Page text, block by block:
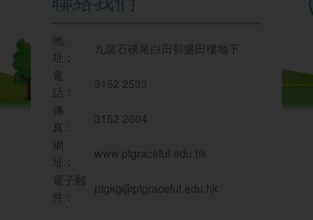
校園生活
地
址：
九龍石硤尾白田邨盛田樓地下
電
話：
3152 2533
傳
真：
3152 2604
網
址：
www.ptgraceful.edu.hk
電子郵
件：
ptgkg@ptgraceful.edu.hk